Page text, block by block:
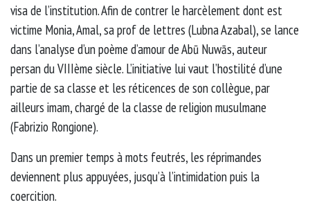
visa de l’institution. Afin de contrer le harcèlement dont est
victime Monia, Amal, sa prof de lettres (Lubna Azabal), se lance
dans l’analyse d’un poème d’amour de Abū Nuwās, auteur
persan du VIIIème siècle. L’initiative lui vaut l’hostilité d’une
partie de sa classe et les réticences de son collègue, par
ailleurs imam, chargé de la classe de religion musulmane
(Fabrizio Rongione).
Dans un premier temps à mots feutrés, les réprimandes
deviennent plus appuyées, jusqu’à l’intimidation puis la
coercition.